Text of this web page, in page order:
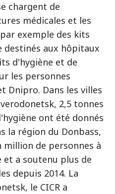
chargent de
médicales et les
exemple des kits
destinés aux hôpitaux
d'hygiène et de
les personnes
Dnipro. Dans les villes
2,5 tonnes
ont été donnés
la région du Donbass,
million de personnes à
et a soutenu plus de
depuis 2014. La
le CICR a